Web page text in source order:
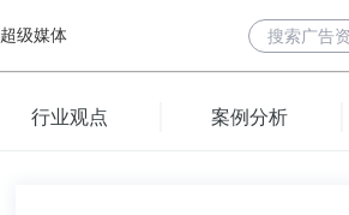
超级媒体
行业观点 案例分析